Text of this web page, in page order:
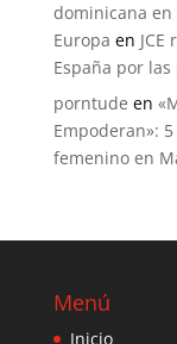
dominicana en
Europa en
España por las
porntude en
Empoderan»:
femenino en
Menú
Inicio